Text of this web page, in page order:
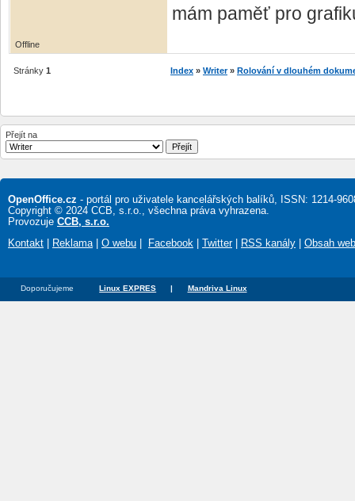
mám paměť pro
Offline
Stránky 1 Index » Writer » Rolování v dlouhém
Přejít na
OpenOffice.cz - portál pro uživatele kancelářských balíků, ISSN: 1214-
Copyright © 2024 CCB, s.r.o., všechna práva vyhrazena.
Provozuje CCB, s.r.o.
Kontakt
Reklama| O webu Facebook Twitter| RSS kanály Obsah
Doporučujeme Linux EXPRES | Mandriva Linux